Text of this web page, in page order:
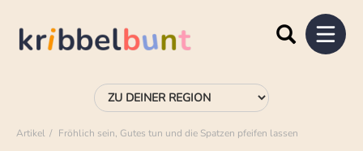
Artikel Fröhlich sein, Gutes tun und die Spatzen pfeifen lassen